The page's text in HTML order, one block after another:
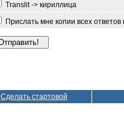
Translit -> кириллица
Прислать мне копии всех
Сделать стартовой